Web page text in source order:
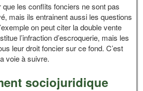
que les conflits fonciers ne sont pas
mais ils entrainent aussi les questions
on peut citer la double vente
l’infraction d’escroquerie, mais les
leur droit foncier sur ce fond. C’est
voie à suivre.
sociojuridique